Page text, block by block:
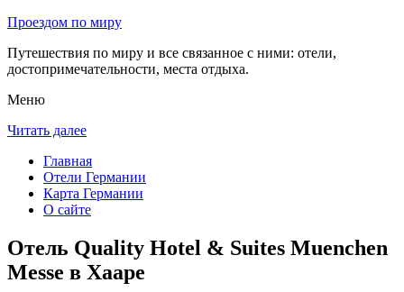
Проездом по миру
Путешествия по миру и все связанное с ними: отели,
достопримечательности, места отдыха.
Меню
Читать далее
Главная
Отели Германии
Карта Германии
О сайте
Отель Quality Hotel & Suites Muenchen
Messe в Хааре